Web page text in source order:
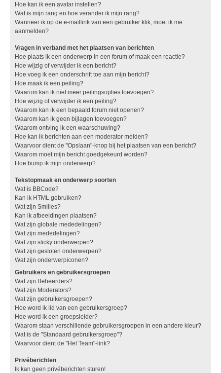
Hoe kan ik een avatar instellen?
Wat is mijn rang en hoe verander ik mijn rang?
Wanneer ik op de e-maillink van een gebruiker klik, moet ik me
aanmelden?
Vragen in verband met het plaatsen van berichten
Hoe plaats ik een onderwerp in een forum of maak een reactie?
Hoe wijzig of verwijder ik een bericht?
Hoe voeg ik een onderschrift toe aan mijn bericht?
Hoe maak ik een peiling?
Waarom kan ik niet meer peilingsopties toevoegen?
Hoe wijzig of verwijder ik een peiling?
Waarom kan ik een bepaald forum niet openen?
Waarom kan ik geen bijlagen toevoegen?
Waarom ontving ik een waarschuwing?
Hoe kan ik berichten aan een moderator melden?
Waarvoor dient de "Opslaan"-knop bij het plaatsen van een bericht?
Waarom moet mijn bericht goedgekeurd worden?
Hoe bump ik mijn onderwerp?
Tekstopmaak en onderwerp soorten
Wat is BBCode?
Kan ik HTML gebruiken?
Wat zijn Smilies?
Kan ik afbeeldingen plaatsen?
Wat zijn globale mededelingen?
Wat zijn mededelingen?
Wat zijn sticky onderwerpen?
Wat zijn gesloten onderwerpen?
Wat zijn onderwerpiconen?
Gebruikers en gebruikersgroepen
Wat zijn Beheerders?
Wat zijn Moderators?
Wat zijn gebruikersgroepen?
Hoe word ik lid van een gebruikersgroep?
Hoe word ik een groepsleider?
Waarom staan verschillende gebruikersgroepen in een andere kleur?
Wat is de "Standaard gebruikersgroep"?
Waarvoor dient de "Het Team"-link?
Privéberichten
Ik kan geen privéberichten sturen!